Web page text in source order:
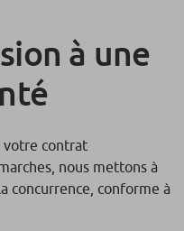
à une
votre contrat
nous mettons à
concurrence, conforme à